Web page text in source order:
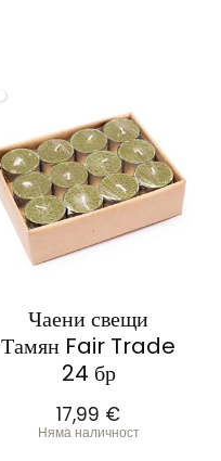
Чаени свещи
Тамян Fair Trade
24 бр
17,99 €
Няма наличност